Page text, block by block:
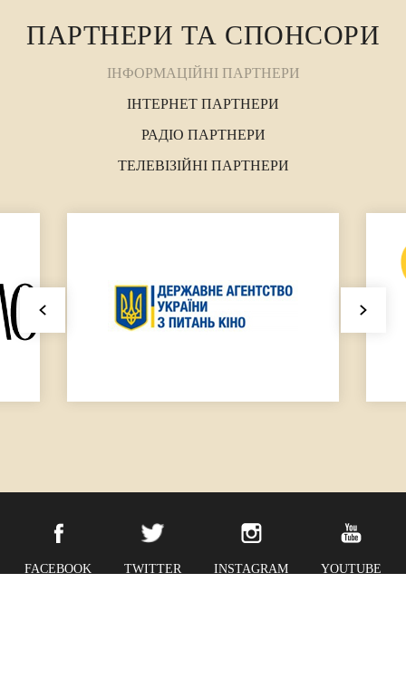
ПАРТНЕРИ ТА СПОНСОРИ
ІНФОРМАЦІЙНІ ПАРТНЕРИ
ІНТЕРНЕТ ПАРТНЕРИ
РАДІО ПАРТНЕРИ
ТЕЛЕВІЗІЙНІ ПАРТНЕРИ
FACEBOOK TWITTER INSTAGRAM YOUTUBE